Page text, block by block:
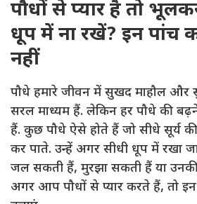
पौधों से प्यार है तो
धूप में ना रखें? इन पांच
नहीं
पौधे हमारे जीवन में सुखद माहौल
सरल माध्यम हैं. लेकिन हर पौधे की
हैं. कुछ पौधे ऐसे होते हैं जो सीधे सूर्य
कर पाते. उन्हें अगर सीधी धूप में रखा
जल सकती हैं, मुरझा सकती हैं या
अगर आप पौधों से प्यार करते हैं, तो